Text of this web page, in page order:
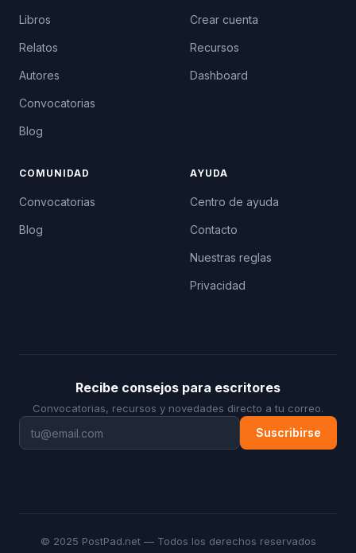
Libros
Relatos
Autores
Convocatorias
Blog
Crear cuenta
Recursos
Dashboard
COMUNIDAD
Convocatorias
Blog
AYUDA
Centro de ayuda
Contacto
Nuestras reglas
Privacidad
Recibe consejos para escritores
Convocatorias, recursos y novedades directo a tu correo.
Suscribirse
© 2025 PostPad.net — Todos los derechos reservados